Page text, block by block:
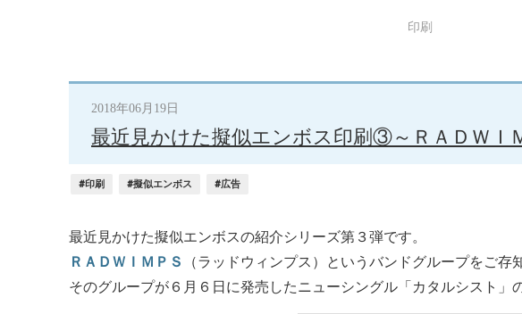
印刷
2018年06月19日
最近見かけた擬似エンボス印刷③～ＲＡＤＷＩ
#印刷 #擬似エンボス #広告
最近見かけた擬似エンボスの紹介シリーズ第３弾です。
ＲＡＤＷＩＭＰＳ
（ラッドウィンプス）というバンドグループをご存
そのグループが６月６日に発売したニューシングル「カタルシスト」